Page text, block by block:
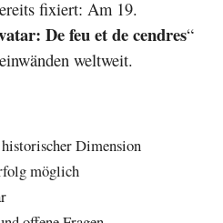
fixiert: Am 19.
De feu et de cendres“
weltweit.
Dimension
möglich